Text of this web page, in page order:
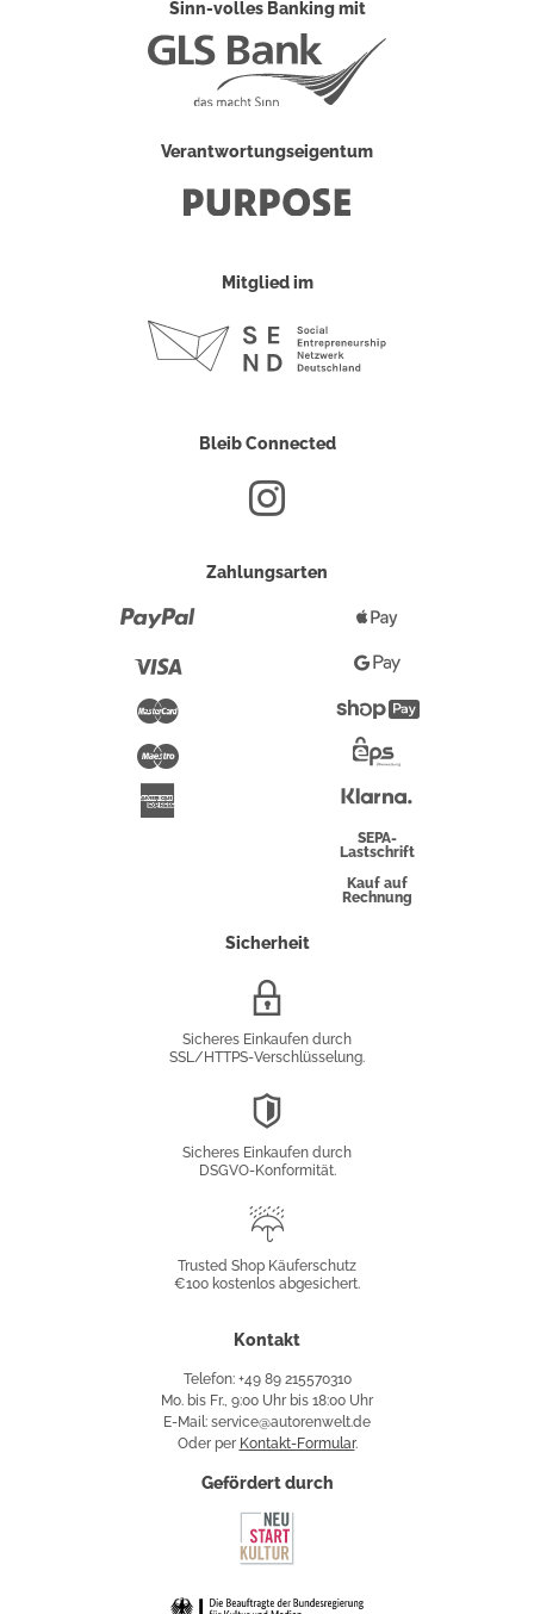
Sinn-volles Banking mit
Verantwortungseigentum
Mitglied im
Bleib Connected
Zahlungsarten
Maestro
Pay
Google
Pay
Überweisung
SEPA-
Lastschrift
Kauf auf
Rechnung
Sicherheit
Sicheres Einkaufen durch
SSL/HTTPS-Verschlüsselung.
Sicheres Einkaufen durch
DSGVO-Konformität.
Käuferschutz
Trusted Shop Käuferschutz
€100 kostenlos abgesichert.
Kontakt
Telefon: +49 89 215570310
Mo. bis Fr., 9:00 Uhr bis 18:00 Uhr
E-Mail: service@autorenwelt.de
Oder per Kontakt-Formular.
Gefördert durch